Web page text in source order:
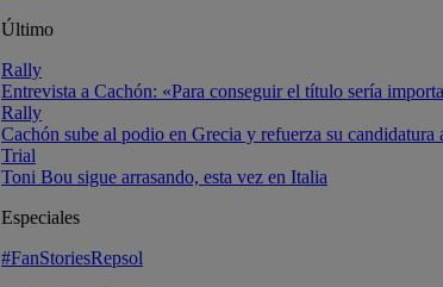
Último
Rally
Entrevista a Cachón: «Para conseguir el título sería
Rally
Cachón sube al podio en Grecia y refuerza su candidatura
Trial
Toni Bou sigue arrasando, esta vez en Italia
Especiales
#FanStoriesRepsol